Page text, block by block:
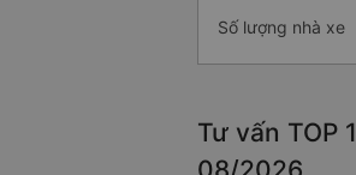
Số lượng nhà xe
Tư vấn TOP